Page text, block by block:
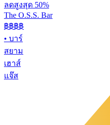
ลดสูงสุด 50%
The O.S.S. Bar
฿฿฿฿
• บาร์
สยาม
เฮาส์
แจ๊ส